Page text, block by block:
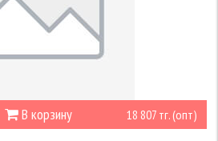
В корзину 18 807 тг. (опт)